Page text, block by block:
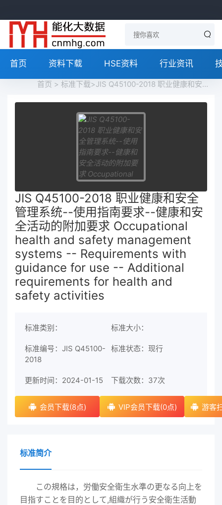
首页 资料下载 HSE资料 行业资讯
首页 > 标准下载>JIS Q45100-2018 职业健康和安全管理系统--使用指南要求--健康和安全活动的附加要求 Occupational health and safety management systems -- Requirements with guidance for use -- Additional requirements for health and safety activities免费下载
JIS Q45100-2018 职业健康和安全
管理系统--使用指南要求--健康和安
全活动的附加要求 Occupational
health and safety management
systems -- Requirements with
guidance for use -- Additional
requirements for health and
safety activities
标准类别： 标准大小：
标准编号：JIS Q45100-
2018
标准状态：现行
更新时间：2024-01-15 下载次数： 37次
会员下载(8点) VIP会员下载(0点) 游客
标准简介
この規格は，労働安全衛生水準の更なる向上を
目指すことを目的として,組織が行う安全衛生活動